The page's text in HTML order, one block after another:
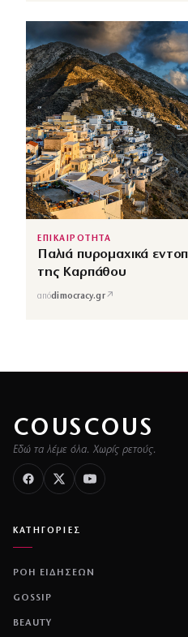
ΕΠΙΚΑΙΡΟΤΗΤΑ
Παλιά πυρομαχικά
της Καρπάθου
απόdimocracy.gr↗
COUSCOUS
Εδώ τα λέμε όλα. Χωρίς ρετούς.
ΚΑΤΗΓΟΡΙΕΣ
ΡΟΗ ΕΙΔΗΣΕΩΝ
GOSSIP
BEAUTY